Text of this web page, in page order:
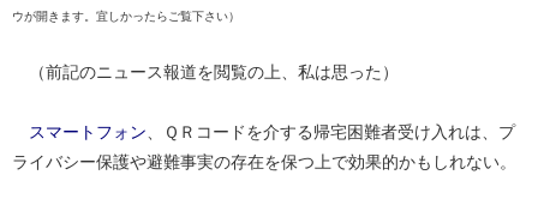
ウが開きます。宜しかったらご覧下さい）
（前記のニュース報道を閲覧の上、私は思った）
スマートフォン 、ＱＲコードを介する帰宅困難者受け入れは、プ
ライバシー保護や避難事実の存在を保つ上で効果的かもしれない。